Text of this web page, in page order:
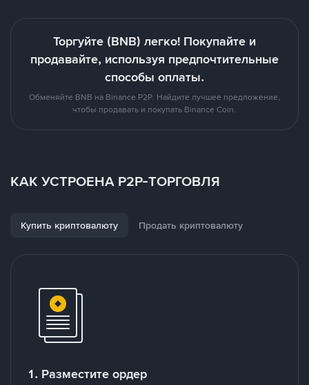
Торгуйте (BNB) легко! Покупайте и
продавайте, используя предпочтительные
способы оплаты.
Обменяйте BNB на Binance P2P. Найдите лучшее предложение,
чтобы продавать и покупать Binance Coin.
КАК УСТРОЕНА P2P-ТОРГОВЛЯ
Купить криптовалюту Продать криптовалюту
1. Разместите ордер